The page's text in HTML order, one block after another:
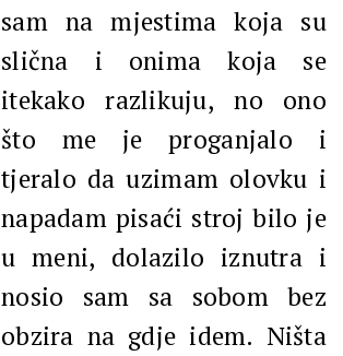
sam na mjestima koja su
slična i onima koja se
itekako razlikuju, no ono
što me je proganjalo i
tjeralo da uzimam olovku i
napadam pisaći stroj bilo je
u meni, dolazilo iznutra i
nosio sam sa sobom bez
obzira na gdje idem. Ništa